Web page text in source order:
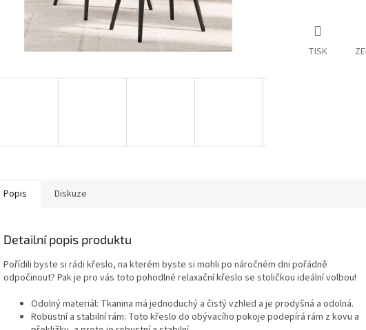
TISK
Popis Diskuze
Detailní popis produktu
Pořídili byste si rádi křeslo, na kterém byste si mohli po náročném dni pořádně
odpočinout? Pak je pro vás toto pohodlné relaxační křeslo se stoličkou ideální volbou!
Odolný materiál: Tkanina má jednoduchý a čistý vzhled a je prodyšná a odolná.
Robustní a stabilní rám: Toto křeslo do obývacího pokoje podepírá rám z kovu a